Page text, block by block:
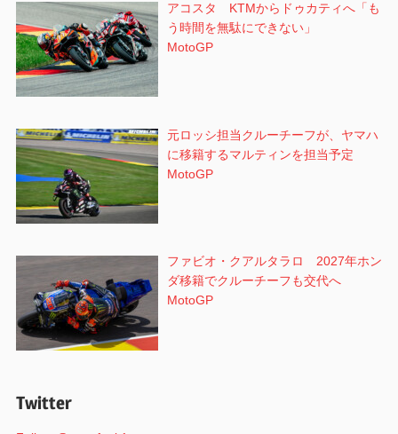
アコスタ KTMからドゥカティへ「も
う時間を無駄にできない」
MotoGP
元ロッシ担当クルーチーフが、ヤマハ
に移籍するマルティンを担当予定
MotoGP
ファビオ・クアルタラロ 2027年ホン
ダ移籍でクルーチーフも交代へ
MotoGP
Twitter